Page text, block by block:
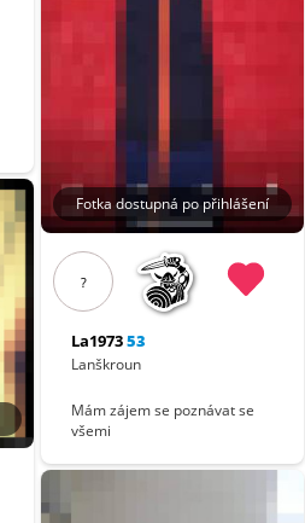
Fotka dostupná po přihlášení
?
La197353
Lanškroun
Mám zájem se poznávat se
všemi